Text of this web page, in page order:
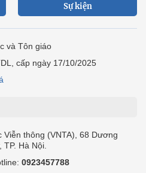
Sự kiện
và Tôn giáo
cấp ngày 17/10/2025
thông (VNTA), 68 Dương
Hà Nội.
0923457788